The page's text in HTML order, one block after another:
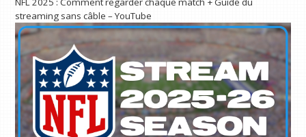
streaming sans câble – YouTube